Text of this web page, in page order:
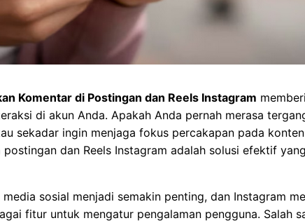
Komentar di Postingan dan Reels Instagram
di akun Anda. Apakah Anda pernah merasa
sekadar ingin menjaga fokus percakapan pada
dan Reels Instagram adalah solusi efektif
sosial menjadi semakin penting, dan Instagram
fitur untuk mengatur pengalaman pengguna. Salah